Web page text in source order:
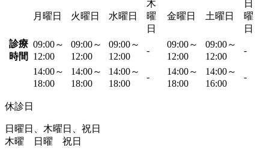
月曜日 火曜日 水曜日
木
曜
日
金曜日 土曜日
日
曜
日
診療
時間
09:00～
12:00
09:00～
12:00
09:00～
12:00
-
09:00～
12:00
09:00～
12:00
-
14:00～
18:00
14:00～
18:00
14:00～
18:00
-
14:00～
18:00
14:00～
16:00
-
休診日
日曜日、木曜日、祝日
木曜 日曜 祝日